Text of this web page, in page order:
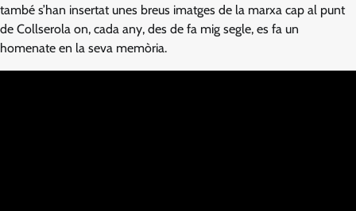
també s’han insertat unes breus imatges de la marxa cap al punt
de Collserola on, cada any, des de fa mig segle, es fa un
homenate en la seva memòria.